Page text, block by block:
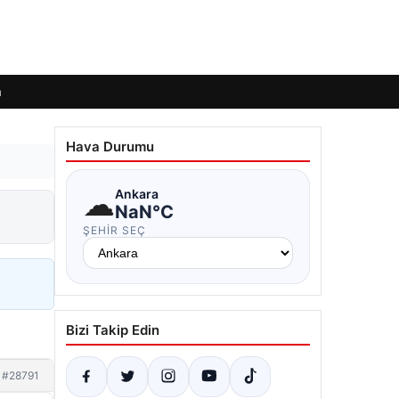
#28791
Hava Durumu
☁Ankara
NaN°C
ŞEHIR SEÇ
Bizi Takip Edin